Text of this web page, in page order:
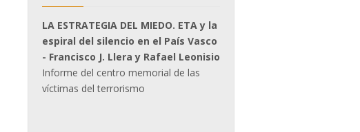
LA ESTRATEGIA DEL MIEDO. ETA y la
espiral del silencio en el País Vasco
- Francisco J. Llera y Rafael Leonisio
Informe del centro memorial de las
víctimas del terrorismo